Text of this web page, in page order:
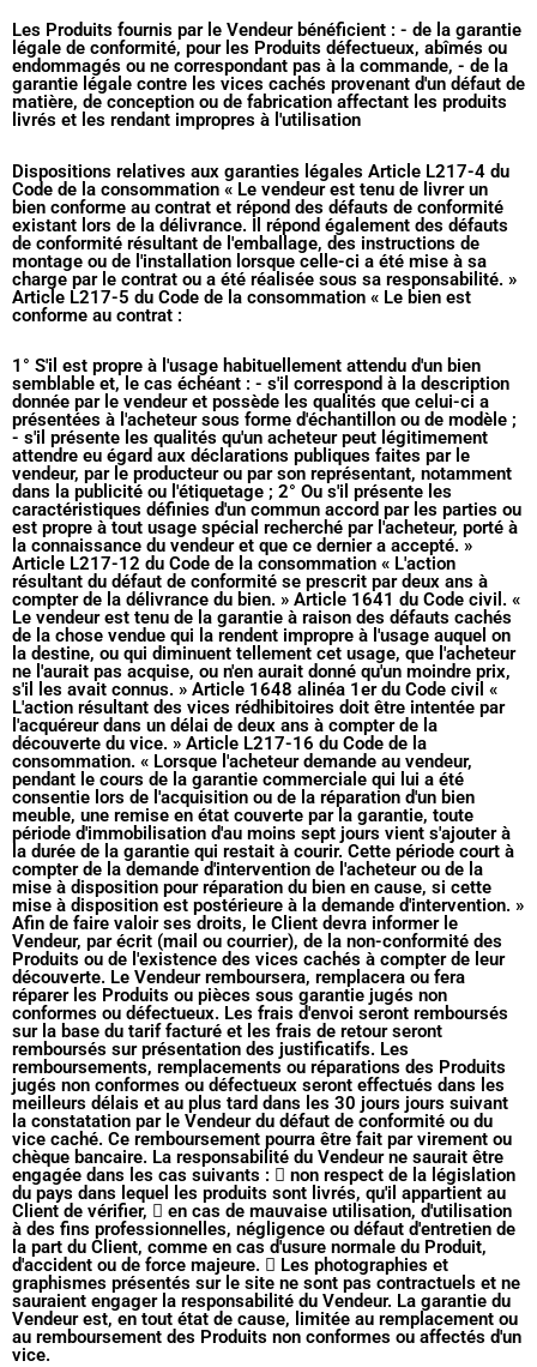
Les Produits fournis par le Vendeur bénéficient : - de la garantie
légale de conformité, pour les Produits défectueux, abîmés ou
endommagés ou ne correspondant pas à la commande, - de la
garantie légale contre les vices cachés provenant d'un défaut de
matière, de conception ou de fabrication affectant les produits
livrés et les rendant impropres à l'utilisation
Dispositions relatives aux garanties légales Article L217-4 du
Code de la consommation « Le vendeur est tenu de livrer un
bien conforme au contrat et répond des défauts de conformité
existant lors de la délivrance. Il répond également des défauts
de conformité résultant de l'emballage, des instructions de
montage ou de l'installation lorsque celle-ci a été mise à sa
charge par le contrat ou a été réalisée sous sa responsabilité. »
Article L217-5 du Code de la consommation « Le bien est
conforme au contrat :
1° S'il est propre à l'usage habituellement attendu d'un bien
semblable et, le cas échéant : - s'il correspond à la description
donnée par le vendeur et possède les qualités que celui-ci a
présentées à l'acheteur sous forme d'échantillon ou de modèle ;
- s'il présente les qualités qu'un acheteur peut légitimement
attendre eu égard aux déclarations publiques faites par le
vendeur, par le producteur ou par son représentant, notamment
dans la publicité ou l'étiquetage ; 2° Ou s'il présente les
caractéristiques définies d'un commun accord par les parties ou
est propre à tout usage spécial recherché par l'acheteur, porté à
la connaissance du vendeur et que ce dernier a accepté. »
Article L217-12 du Code de la consommation « L'action
résultant du défaut de conformité se prescrit par deux ans à
compter de la délivrance du bien. » Article 1641 du Code civil. «
Le vendeur est tenu de la garantie à raison des défauts cachés
de la chose vendue qui la rendent impropre à l'usage auquel on
la destine, ou qui diminuent tellement cet usage, que l'acheteur
ne l'aurait pas acquise, ou n'en aurait donné qu'un moindre prix,
s'il les avait connus. » Article 1648 alinéa 1er du Code civil «
L'action résultant des vices rédhibitoires doit être intentée par
l'acquéreur dans un délai de deux ans à compter de la
découverte du vice. » Article L217-16 du Code de la
consommation. « Lorsque l'acheteur demande au vendeur,
pendant le cours de la garantie commerciale qui lui a été
consentie lors de l'acquisition ou de la réparation d'un bien
meuble, une remise en état couverte par la garantie, toute
période d'immobilisation d'au moins sept jours vient s'ajouter à
la durée de la garantie qui restait à courir. Cette période court à
compter de la demande d'intervention de l'acheteur ou de la
mise à disposition pour réparation du bien en cause, si cette
mise à disposition est postérieure à la demande d'intervention. »
Afin de faire valoir ses droits, le Client devra informer le
Vendeur, par écrit (mail ou courrier), de la non-conformité des
Produits ou de l'existence des vices cachés à compter de leur
découverte. Le Vendeur remboursera, remplacera ou fera
réparer les Produits ou pièces sous garantie jugés non
conformes ou défectueux. Les frais d'envoi seront remboursés
sur la base du tarif facturé et les frais de retour seront
remboursés sur présentation des justificatifs. Les
remboursements, remplacements ou réparations des Produits
jugés non conformes ou défectueux seront effectués dans les
meilleurs délais et au plus tard dans les 30 jours jours suivant
la constatation par le Vendeur du défaut de conformité ou du
vice caché. Ce remboursement pourra être fait par virement ou
chèque bancaire. La responsabilité du Vendeur ne saurait être
engagée dans les cas suivants :  non respect de la législation
du pays dans lequel les produits sont livrés, qu'il appartient au
Client de vérifier,  en cas de mauvaise utilisation, d'utilisation
à des fins professionnelles, négligence ou défaut d'entretien de
la part du Client, comme en cas d'usure normale du Produit,
d'accident ou de force majeure.  Les photographies et
graphismes présentés sur le site ne sont pas contractuels et ne
sauraient engager la responsabilité du Vendeur. La garantie du
Vendeur est, en tout état de cause, limitée au remplacement ou
au remboursement des Produits non conformes ou affectés d'un
vice.